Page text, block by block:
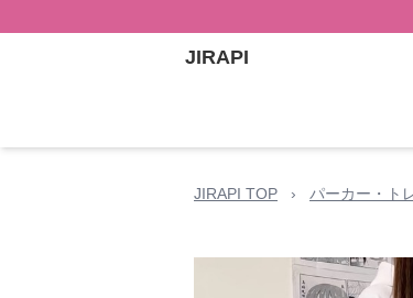
JIRAPI
JIRAPI TOP › パーカー・ト